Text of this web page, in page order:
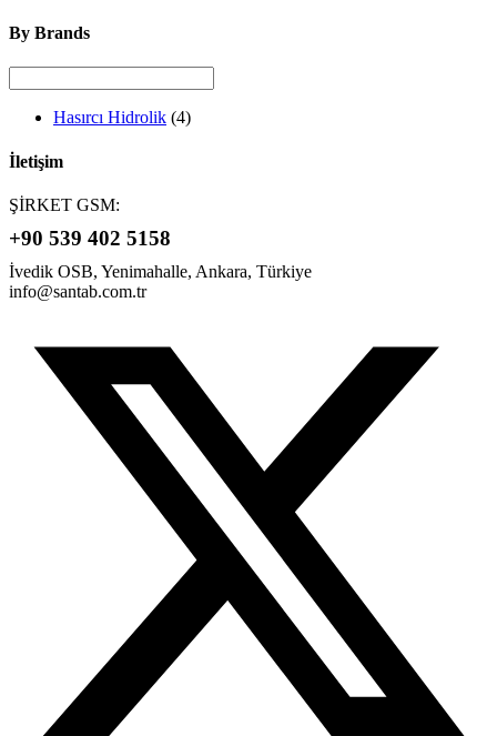
By Brands
Hasırcı Hidrolik (4)
İletişim
ŞİRKET GSM:
+90 539 402 5158
İvedik OSB, Yenimahalle, Ankara, Türkiye
info@santab.com.tr